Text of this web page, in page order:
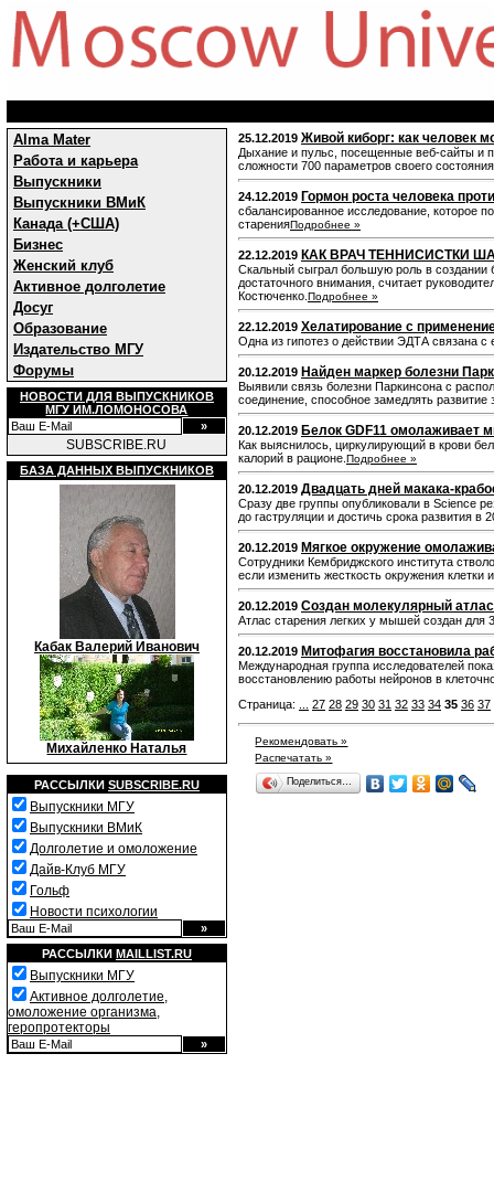
Alma Mater
Работа и карьера
Выпускники
Выпускники ВМиК
Канада (+США)
Бизнес
Женский клуб
Активное долголетие
Досуг
Образование
Издательство МГУ
Форумы
НОВОСТИ ДЛЯ ВЫПУСКНИКОВ
МГУ ИМ.ЛОМОНОСОВА
SUBSCRIBE.RU
БАЗА ДАННЫХ ВЫПУСКНИКОВ
Кабак Валерий Иванович
Михайленко Наталья
РАССЫЛКИ SUBSCRIBE.RU
Выпускники МГУ
Выпускники ВМиК
Долголетие и омоложение
Дайв-Клуб МГУ
Гольф
Новости психологии
РАССЫЛКИ MAILLIST.RU
Выпускники МГУ
Активное долголетие,
омоложение организма,
геропротекторы
25.12.2019 Живой киборг: как человек
Дыхание и пульс, посещенные веб-сайты и
сложности 700 параметров своего
24.12.2019 Гормон роста человека
сбалансированное исследование, которое
старенияПодробнее »
22.12.2019 КАК ВРАЧ ТЕННИСИСТКИ
Скальный сыграл большую роль в создании
достаточного внимания, считает
Костюченко. Подробнее »
22.12.2019 Хелатирование с
Одна из гипотез о действии ЭДТА связана
20.12.2019 Найден маркер болезни
Выявили связь болезни Паркинсона с
соединение, способное замедлять развитие
20.12.2019 Белок GDF11 омолаживает
Как выяснилось, циркулирующий в крови
калорий в рационе. Подробнее »
20.12.2019 Двадцать дней макака-
Сразу две группы опубликовали в Science
до гаструляции и достичь срока развития в
20.12.2019 Мягкое окружение
Сотрудники Кембриджского института
если изменить жесткость окружения
20.12.2019 Создан молекулярный атлас
Атлас старения легких у мышей создан для
20.12.2019 Митофагия восстановила
Международная группа исследователей
восстановлению работы нейронов в
Страница:
27 28 29 30 31 32 33 34 35 36 37
Рекомендовать »
Распечатать »
Поделиться…